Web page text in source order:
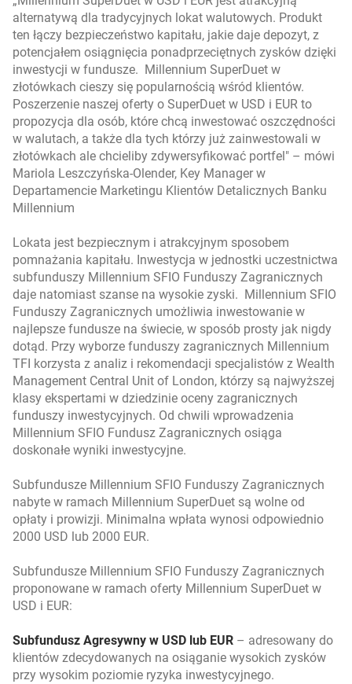
alternatywą dla tradycyjnych lokat walutowych. Produkt
ten łączy bezpieczeństwo kapitału, jakie daje depozyt, z
potencjałem osiągnięcia ponadprzeciętnych zysków dzięki
inwestycji w fundusze. Millennium SuperDuet w
złotówkach cieszy się popularnością wśród klientów.
Poszerzenie naszej oferty o SuperDuet w USD i EUR to
propozycja dla osób, które chcą inwestować oszczędności
w walutach, a także dla tych którzy już zainwestowali w
złotówkach ale chcieliby zdywersyfikować portfel" – mówi
Mariola Leszczyńska-Olender, Key Manager w
Departamencie Marketingu Klientów Detalicznych Banku
Millennium
Lokata jest bezpiecznym i atrakcyjnym sposobem
pomnażania kapitału. Inwestycja w jednostki uczestnictwa
subfunduszy Millennium SFIO Funduszy Zagranicznych
daje natomiast szanse na wysokie zyski. Millennium SFIO
Funduszy Zagranicznych umożliwia inwestowanie w
najlepsze fundusze na świecie, w sposób prosty jak nigdy
dotąd. Przy wyborze funduszy zagranicznych Millennium
TFI korzysta z analiz i rekomendacji specjalistów z Wealth
Management Central Unit of London, którzy są najwyższej
klasy ekspertami w dziedzinie oceny zagranicznych
funduszy inwestycyjnych. Od chwili wprowadzenia
Millennium SFIO Fundusz Zagranicznych osiąga
doskonałe wyniki inwestycyjne.
Subfundusze Millennium SFIO Funduszy Zagranicznych
nabyte w ramach Millennium SuperDuet są wolne od
opłaty i prowizji. Minimalna wpłata wynosi odpowiednio
2000 USD lub 2000 EUR.
Subfundusze Millennium SFIO Funduszy Zagranicznych
proponowane w ramach oferty Millennium SuperDuet w
USD i EUR:
Subfundusz Agresywny w USD lub EUR – adresowany do
klientów zdecydowanych na osiąganie wysokich zysków
przy wysokim poziomie ryzyka inwestycyjnego.